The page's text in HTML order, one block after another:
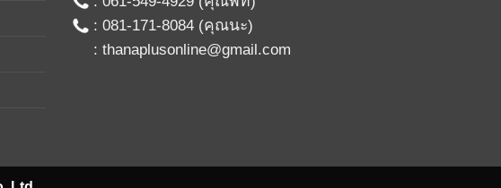
: 081-171-8084(คุณนะ)
: thanaplusonline@gmail.com